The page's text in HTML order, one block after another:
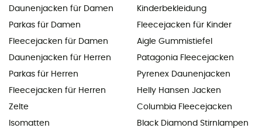
Daunenjacken für Damen
Parkas für Damen
Fleecejacken für Damen
Daunenjacken für Herren
Parkas für Herren
Fleecejacken für Herren
Zelte
Isomatten
Kinderbekleidung
Fleecejacken für Kinder
Aigle Gummistiefel
Patagonia Fleecejacken
Pyrenex Daunenjacken
Helly Hansen Jacken
Columbia Fleecejacken
Black Diamond Stirnlampen